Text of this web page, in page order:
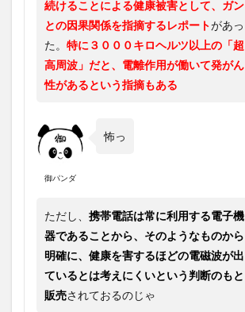
続けることによる健康被害として、ガン
との因果関係を指摘するレポートがあっ
た。 特に３０００キロヘルツ以上の「超
高周波」だと、電離作用が働いて発がん
性があるという指摘もある
御パンダ
怖っ
ただし、 携帯電話は常に利用する電子機
器であることから、そのようなものから
明確に、健康を害するほどの電磁波が出
ているとは考えにくいという判断のもと
販売されておるのじゃ